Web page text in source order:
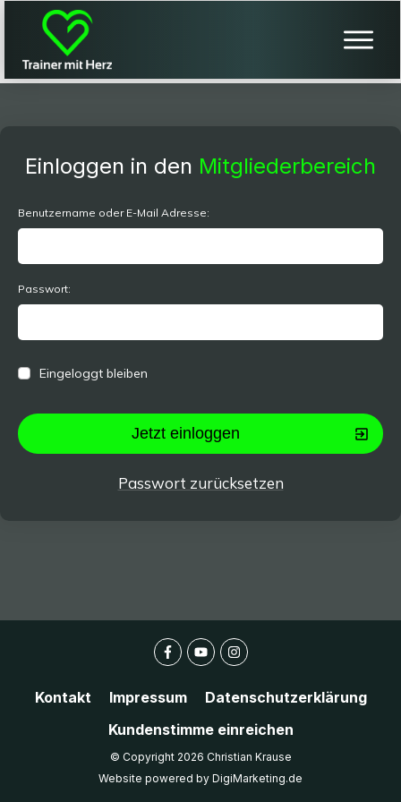
Einloggen in den Mitgliederbereich
Benutzername oder E-Mail Adresse:
Passwort:
Eingeloggt bleiben
Jetzt einloggen
Passwort zurücksetzen
Kontakt Impressum
Datenschutzerklärung
Kundenstimme einreichen
© Copyright 2026 Christian Krause
Website powered by DigiMarketing.de